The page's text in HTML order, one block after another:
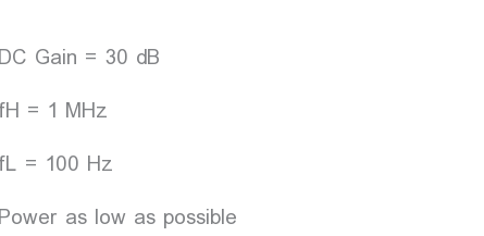
DC Gain = 30 dB
fH = 1 MHz
fL = 100 Hz
Power as low as possible